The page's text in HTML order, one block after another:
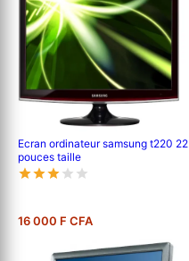
Ecran ordinateur samsung t220 22
pouces taille
16 000 F CFA